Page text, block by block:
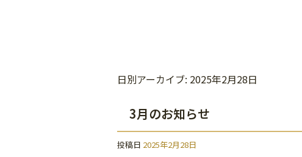
日別アーカイブ: 2025年2月28日
3月のお知らせ
投稿日 2025年2月28日